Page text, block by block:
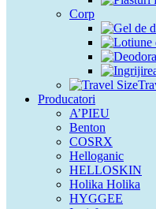
Corp
Producatori
A’PIEU
Benton
COSRX
Helloganic
HELLOSKIN
Holika Holika
HYGGEE